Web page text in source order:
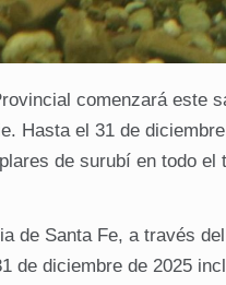
comenzará este
Hasta el 31 de
de surubí en todo el
de Santa Fe, a través
de diciembre de 2025